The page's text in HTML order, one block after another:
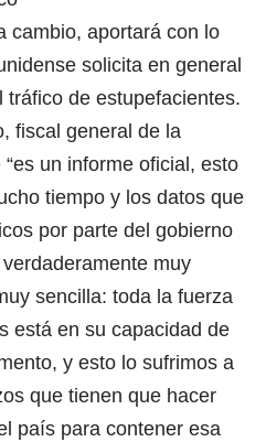
cambio, aportará con lo
solicita en general
de estupefacientes.
fiscal general de la
un informe oficial, esto
tiempo y los datos que
por parte del gobierno
muy
sencilla: toda la fuerza
está en su capacidad de
y esto lo sufrimos a
que tienen que hacer
país para contener esa